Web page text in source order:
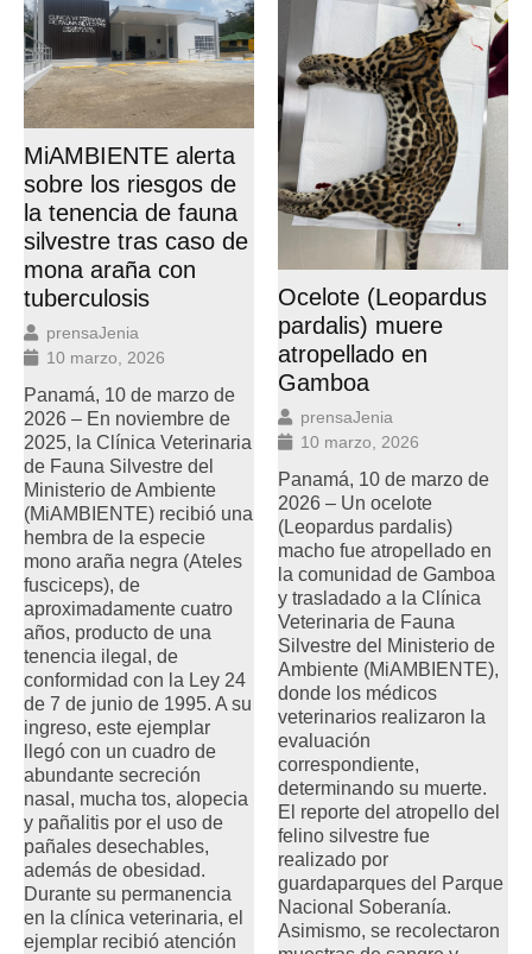
MiAMBIENTE alerta
sobre los riesgos de
la tenencia de fauna
silvestre tras caso de
mona araña con
tuberculosis
prensaJenia
10 marzo, 2026
Panamá, 10 de marzo de
2026 – En noviembre de
2025, la Clínica Veterinaria
de Fauna Silvestre del
Ministerio de Ambiente
(MiAMBIENTE) recibió una
hembra de la especie
mono araña negra (Ateles
fusciceps), de
aproximadamente cuatro
años, producto de una
tenencia ilegal, de
conformidad con la Ley 24
de 7 de junio de 1995. A su
ingreso, este ejemplar
llegó con un cuadro de
abundante secreción
nasal, mucha tos, alopecia
y pañalitis por el uso de
pañales desechables,
además de obesidad.
Durante su permanencia
en la clínica veterinaria, el
ejemplar recibió atención
Ocelote (Leopardus
pardalis) muere
atropellado en
Gamboa
prensaJenia
10 marzo, 2026
Panamá, 10 de marzo de
2026 – Un ocelote
(Leopardus pardalis)
macho fue atropellado en
la comunidad de Gamboa
y trasladado a la Clínica
Veterinaria de Fauna
Silvestre del Ministerio de
Ambiente (MiAMBIENTE),
donde los médicos
veterinarios realizaron la
evaluación
correspondiente,
determinando su muerte.
El reporte del atropello del
felino silvestre fue
realizado por
guardaparques del Parque
Nacional Soberanía.
Asimismo, se recolectaron